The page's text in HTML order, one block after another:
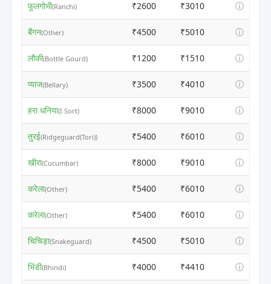
फूलगोभी(Ranchi) ₹2600 ₹3010 ⓘ
बैंगन(Other) ₹4500 ₹5010 ⓘ
लौकी(Bottle Gourd) ₹1200 ₹1510 ⓘ
प्याज(Bellary) ₹3500 ₹4010 ⓘ
हरा धनिया(I Sort) ₹8000 ₹9010 ⓘ
तुरई(Ridgeguard(Tori)) ₹5400 ₹6010 ⓘ
खीरा(Cucumbar) ₹8000 ₹9010 ⓘ
करेला(Other) ₹5400 ₹6010 ⓘ
करेला(Other) ₹5400 ₹6010 ⓘ
चिचिड़ा(Snakeguard) ₹4500 ₹5010 ⓘ
भिंडी(Bhindi) ₹4000 ₹4410 ⓘ